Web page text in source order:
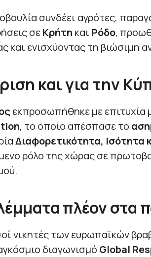
συνδέει αγρότες,
σεΚρήτη και Ρόδο,
και ενισχύοντας τη βιώσιμη
και για την
εκπροσωπήθηκε με επιτυχία
, το οποίο απέσπασε το
Διαφορετικότητα, Ισότητα
ρόλο της χώρας σε
πλέον στα
νικητές των ευρωπαϊκών
διαγωνισμό Global